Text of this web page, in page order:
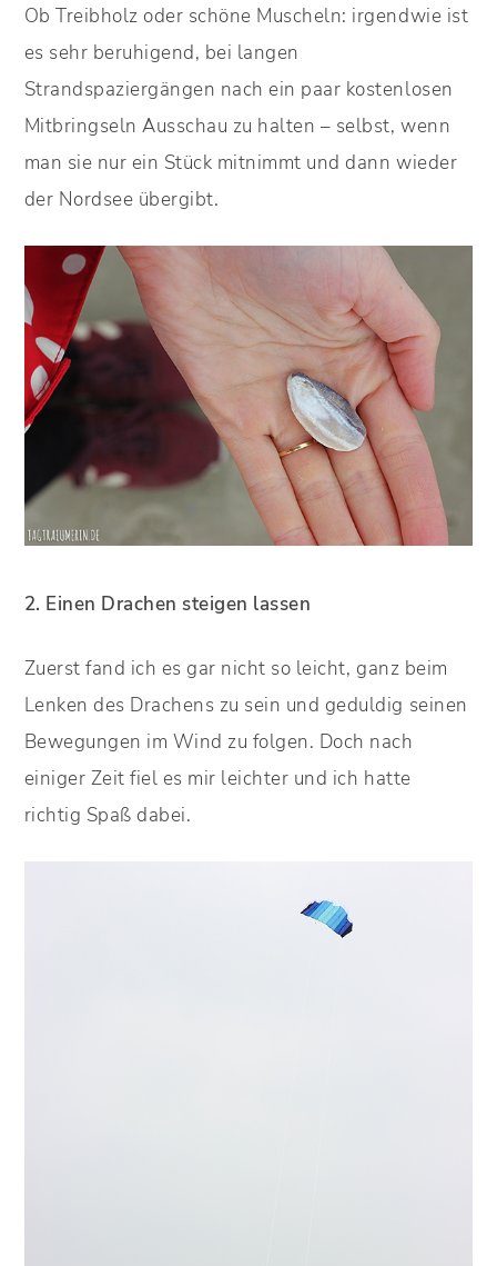
Ob Treibholz oder schöne Muscheln: irgendwie ist
es sehr beruhigend, bei langen
Strandspaziergängen nach ein paar kostenlosen
Mitbringseln Ausschau zu halten – selbst, wenn
man sie nur ein Stück mitnimmt und dann wieder
der Nordsee übergibt.
2. Einen Drachen steigen lassen
Zuerst fand ich es gar nicht so leicht, ganz beim
Lenken des Drachens zu sein und geduldig seinen
Bewegungen im Wind zu folgen. Doch nach
einiger Zeit fiel es mir leichter und ich hatte
richtig Spaß dabei.